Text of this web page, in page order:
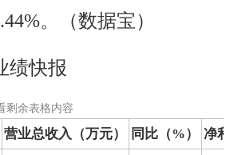
。（数据宝）
绩快报
剩余表格内容
营业总收入（万元） 同比（%）
净利